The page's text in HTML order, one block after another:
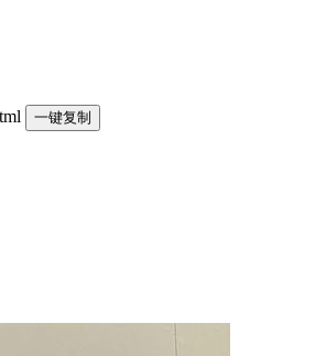
一键复制